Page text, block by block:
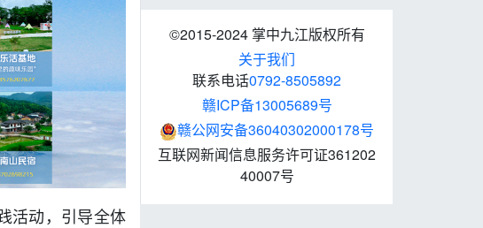
活动，引导全体
©2015-2024 掌中九江版权所有
关于我们
联系电话0792-8505892
赣ICP备13005689号
赣公网安备36040302000178号
互联网新闻信息服务许可证361202
40007号